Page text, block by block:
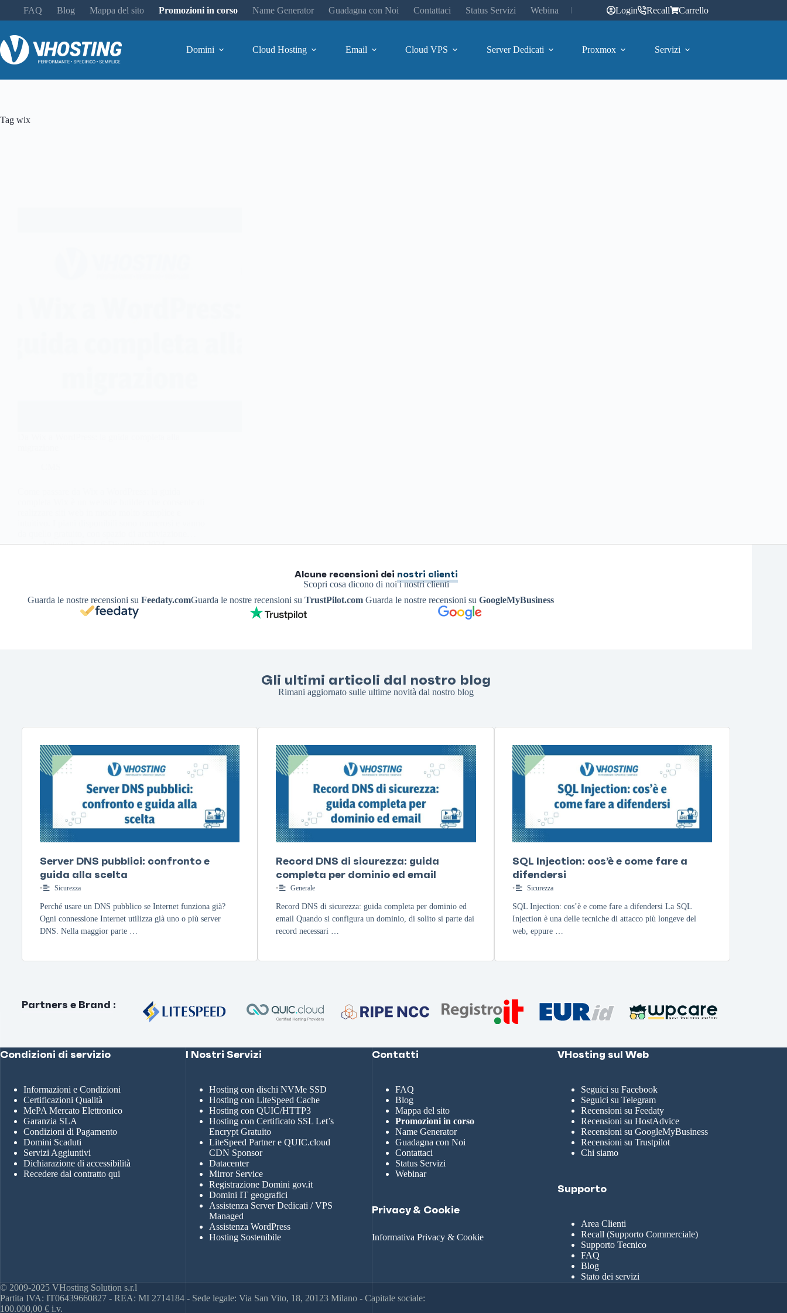
FAQ Blog Mappa del sito Promozioni in corso Name Generator Guadagna con Noi Contattaci Status Servizi Webinar Login Recall Carrello
Domini Cloud Hosting Email Cloud VPS Server Dedicati Proxmox Servizi
Tag wix
Antonello S.
6 Dicembre 2024
Alcune recensioni dei nostri clienti
Scopri cosa dicono di noi i nostri clienti
Guarda le nostre recensioni suFeedaty.comGuarda le nostre recensioni suTrustPilot.com Guarda le nostre recensioni suGoogleMyBusiness
Gli ultimi articoli dal nostro blog
Rimani aggiornato sulle ultime novità dal nostro blog
Server DNS pubblici: confronto e
guida alla scelta
• Sicurezza
Perché usare un DNS pubblico se Internet funziona già?
Ogni connessione Internet utilizza già uno o più server
DNS. Nella maggior parte …
Record DNS di sicurezza: guida
completa per dominio ed email
• Generale
Record DNS di sicurezza: guida completa per dominio ed
email Quando si configura un dominio, di solito si parte dai
record necessari …
SQL Injection: cos’è e come fare a
difendersi
• Sicurezza
SQL Injection: cos’è e come fare a difendersi La SQL
Injection è una delle tecniche di attacco più longeve del
web, eppure …
Partners e Brand :
Condizioni di servizio
Informazioni e Condizioni
Certificazioni Qualità
MePA Mercato Elettronico
Garanzia SLA
Condizioni di Pagamento
Domini Scaduti
Servizi Aggiuntivi
Dichiarazione di accessibilità
Recedere dal contratto qui
I Nostri Servizi
Hosting con dischi NVMe SSD
Hosting con LiteSpeed Cache
Hosting con QUIC/HTTP3
Hosting con Certificato SSL Let’s
Encrypt Gratuito
LiteSpeed Partner e QUIC.cloud
CDN Sponsor
Datacenter
Mirror Service
Registrazione Domini gov.it
Domini IT geografici
Assistenza Server Dedicati / VPS
Managed
Assistenza WordPress
Hosting Sostenibile
Contatti
FAQ
Blog
Mappa del sito
Promozioni in corso
Name Generator
Guadagna con Noi
Contattaci
Status Servizi
Webinar
Privacy & Cookie
Informativa Privacy & Cookie
VHosting sul Web
Seguici su Facebook
Seguici su Telegram
Recensioni su Feedaty
Recensioni su HostAdvice
Recensioni su GoogleMyBusiness
Recensioni su Trustpilot
Chi siamo
Supporto
Area Clienti
Recall (Supporto Commerciale)
Supporto Tecnico
FAQ
Blog
Stato dei servizi
© 2009-2025 VHosting Solution s.r.l
Partita IVA: IT06439660827 - REA: MI 2714184 - Sede legale: Via San Vito, 18, 20123 Milano - Capitale sociale:
100.000,00 € i.v.